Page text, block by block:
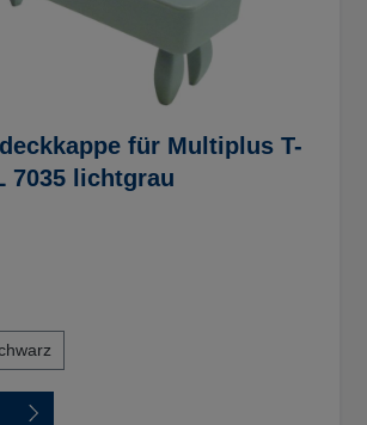
für Multiplus T-
7035 lichtgrau